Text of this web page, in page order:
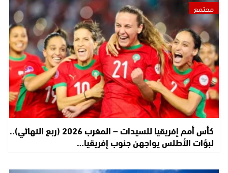
مجتمع
كأس أمم إفريقيا للسيدات – المغرب 2026 (ربع النهائي)..
لبؤات الأطلس يواجهن جنوب إفريقيا…